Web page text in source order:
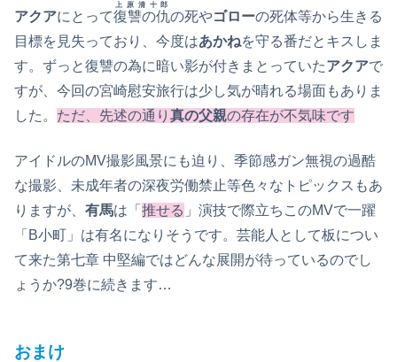
アクアにとって復讐の仇
上原清十郎
の死やゴローの死体等から生きる
目標を見失っており、今度はあかねを守る番だとキスしま
す。ずっと復讐の為に暗い影が付きまとっていたアクアで
すが、今回の宮崎慰安旅行は少し気が晴れる場面もありま
した。 ただ、先述の通り 真の父親の存在が不気味です
アイドルのMV撮影風景にも迫り、季節感ガン無視の過酷
な撮影、未成年者の深夜労働禁止等色々なトピックスもあ
りますが、 有馬は「 推せる 」演技で際立ちこのMVで一躍
「B小町」は有名になりそうです。芸能人として板につい
て来た第七章 中堅編ではどんな展開が待っているのでし
ょうか?9巻に続きます…
おまけ